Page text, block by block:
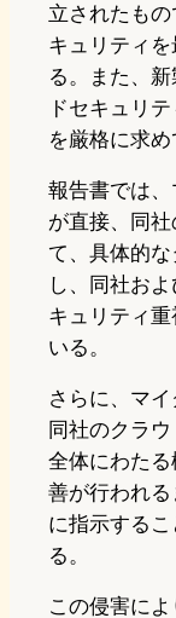
立されたも
キュリティ
る。また、
ドセキュリ
を厳格に求め
報告書では
が直接、同
て、具体的
し、同社お
キュリティ
いる。
さらに、マ
同社のクラ
全体にわた
善が行われ
に指示する
る。
この侵害に